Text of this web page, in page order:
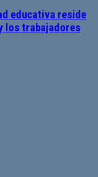
educativa reside
los trabajadores